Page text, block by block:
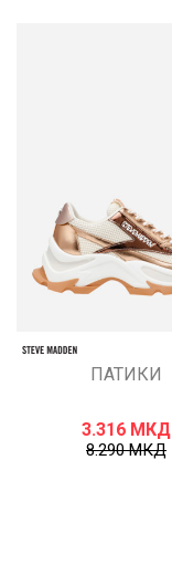
ПАТИКИ
3.316 МКД
8.290МКД